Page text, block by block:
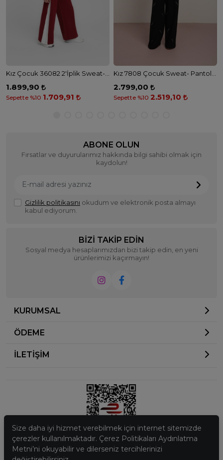
1.899,90
Sepette %10 1.709,91
2.799,00
Sepette %10 2.519,10
ABONE OLUN
Fırsatlar ve duyurularımız hakkında bilgi sahibi olmak için
kaydolun!
Gizlilik politikasını okudum ve elektronik posta almayı
kabul ediyorum.
BIZI TAKIP EDIN
Sosyal medya hesaplarımızdan bizi takip edin, en yeni
ürünlerimizi kaçırmayın!
KURUMSAL
ÖDEME
İLETİŞİM
© 2023 Ela Butik. Tüm hakları saklıdır.
Size daha iyi hizmet verebilmek için internet sitemizde
çerezler kullanılmaktadır. Çerez Politikaları Aydınlatma
Metni’ni okuyabilir ve dilerseniz tercihlerinizi